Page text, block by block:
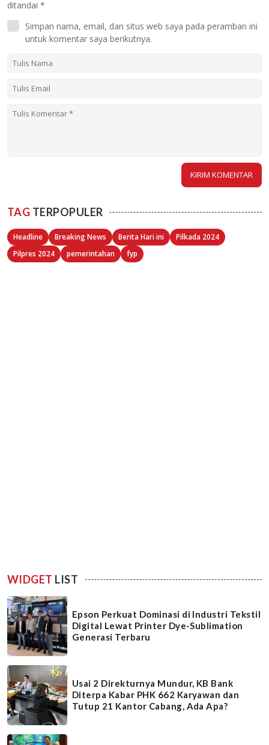
ditandai *
Simpan nama, email, dan situs web saya pada peramban ini
untuk komentar saya berikutnya.
TAG TERPOPULER
Headline Breaking News Berita Hari ini
Pilkada 2024
Pilpres 2024
pemerintahan fyp
WIDGET LIST
Epson Perkuat Dominasi di Industri Tekstil
Digital Lewat Printer Dye-Sublimation
Generasi Terbaru
Usai 2 Direkturnya Mundur, KB Bank
Diterpa Kabar PHK 662 Karyawan dan
Tutup 21 Kantor Cabang, Ada Apa?